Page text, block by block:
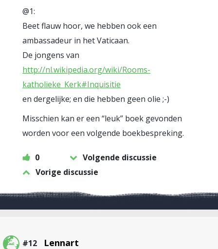
@1:
Beet flauw hoor, we hebben ook een
ambassadeur in het Vaticaan.
De jongens van
http://nl.wikipedia.org/wiki/Rooms-
katholieke_Kerk#Inquisitie
en dergelijke; en die hebben geen olie ;-)
Misschien kan er een “leuk” boek gevonden
worden voor een volgende boekbespreking.
0
Volgende discussie
Vorige discussie
#12 Lennart